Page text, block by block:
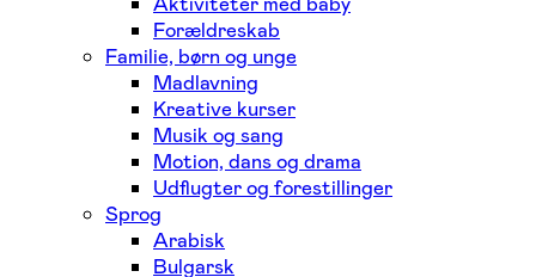
Forældreskab
Familie, børn og unge
Madlavning
Kreative kurser
Musik og sang
Motion, dans og drama
Udflugter og forestillinger
Sprog
Arabisk
Bulgarsk